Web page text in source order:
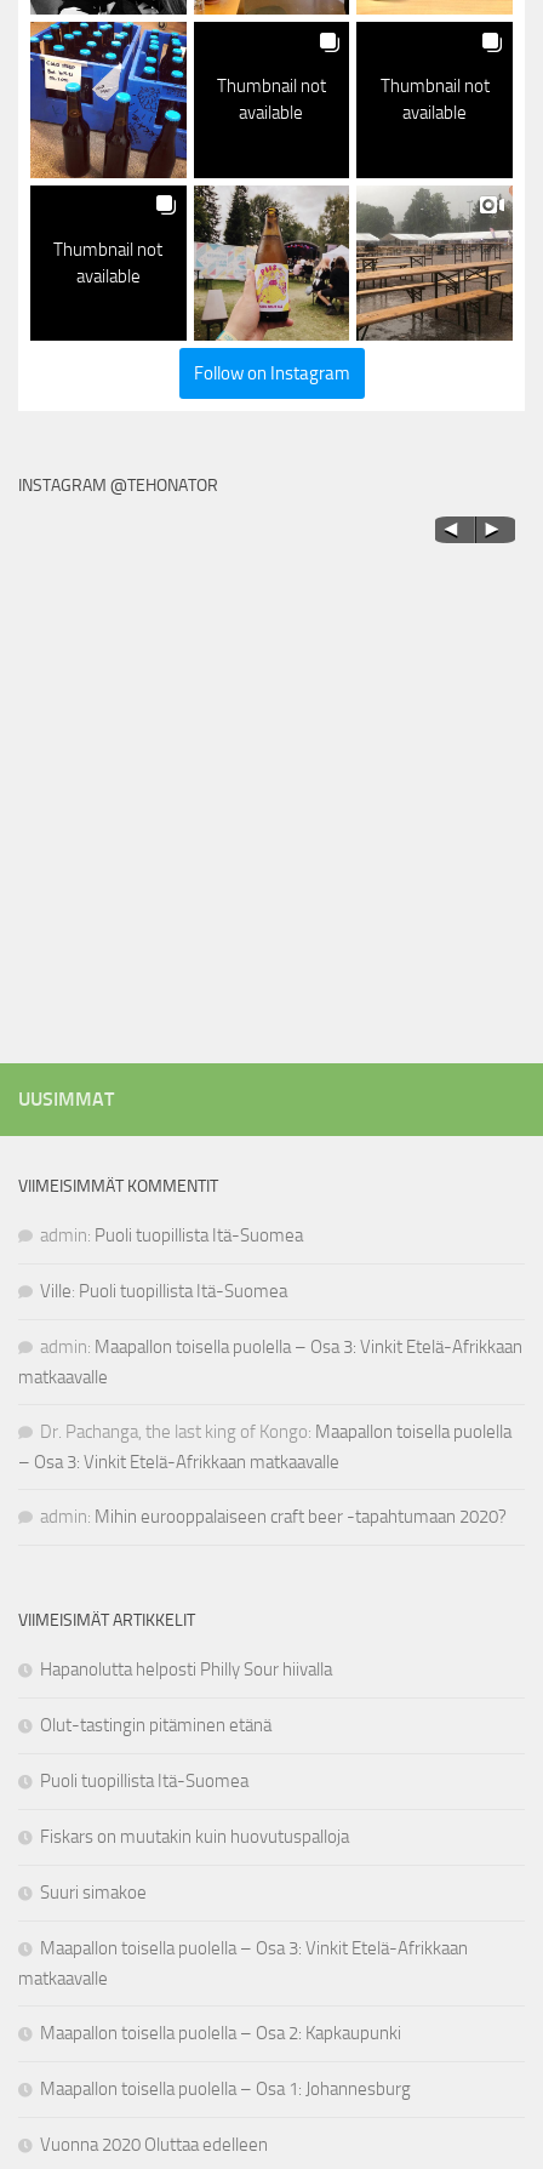
Thumbnail not
available
Thumbnail not
available
Thumbnail not
available
Follow on Instagram
INSTAGRAM @TEHONATOR
UUSIMMAT
VIIMEISIMMÄT KOMMENTIT
admin: Puoli tuopillista Itä-Suomea
Ville: Puoli tuopillista Itä-Suomea
admin: Maapallon toisella puolella – Osa 3: Vinkit Etelä-Afrikkaan
matkaavalle
Dr. Pachanga, the last king of Kongo: Maapallon toisella puolella
– Osa 3: Vinkit Etelä-Afrikkaan matkaavalle
admin: Mihin eurooppalaiseen craft beer -tapahtumaan 2020?
VIIMEISIMÄT ARTIKKELIT
Hapanolutta helposti Philly Sour hiivalla
Olut-tastingin pitäminen etänä
Puoli tuopillista Itä-Suomea
Fiskars on muutakin kuin huovutuspalloja
Suuri simakoe
Maapallon toisella puolella – Osa 3: Vinkit Etelä-Afrikkaan
matkaavalle
Maapallon toisella puolella – Osa 2: Kapkaupunki
Maapallon toisella puolella – Osa 1: Johannesburg
Vuonna 2020 Oluttaa edelleen